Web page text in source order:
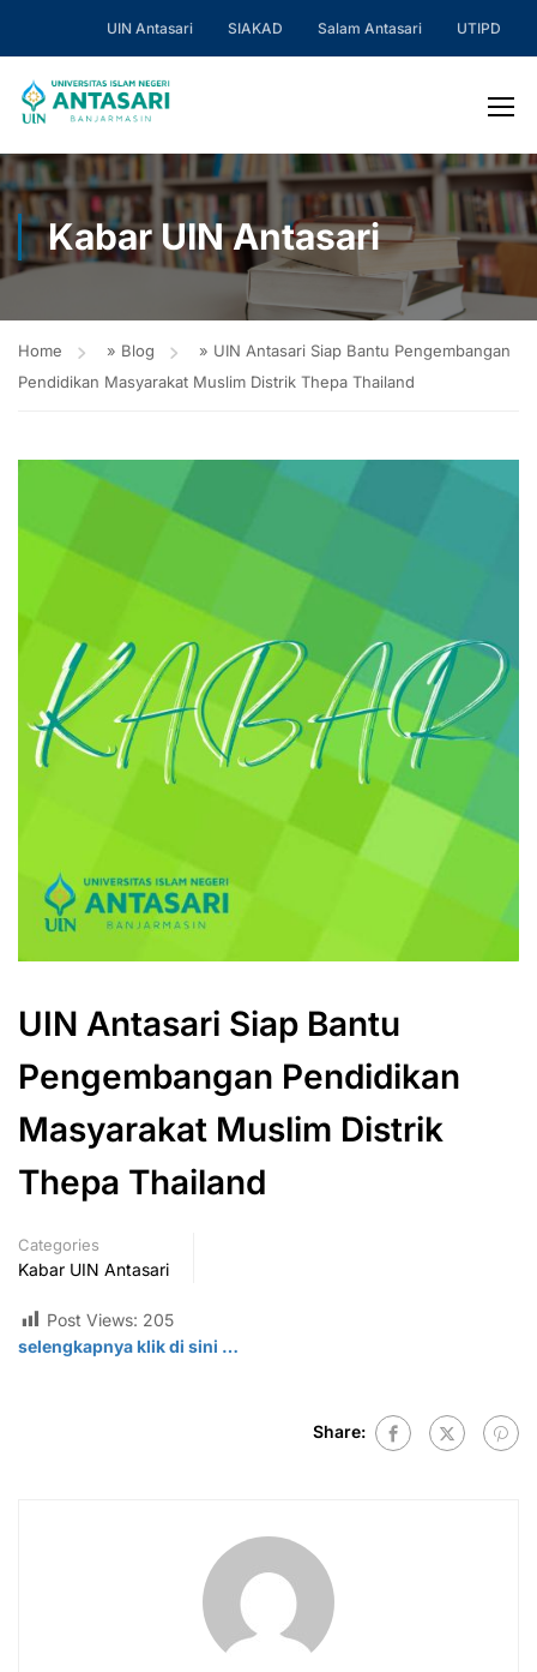
UIN Antasari SIAKAD Salam Antasari UTIPD
Kabar UIN Antasari
Home » Blog » UIN Antasari Siap Bantu Pengembangan
Pendidikan Masyarakat Muslim Distrik Thepa Thailand
UIN Antasari Siap Bantu
Pengembangan Pendidikan
Masyarakat Muslim Distrik
Thepa Thailand
Categories
Kabar UIN Antasari
Post Views: 205
selengkapnya klik di sini …
Share: